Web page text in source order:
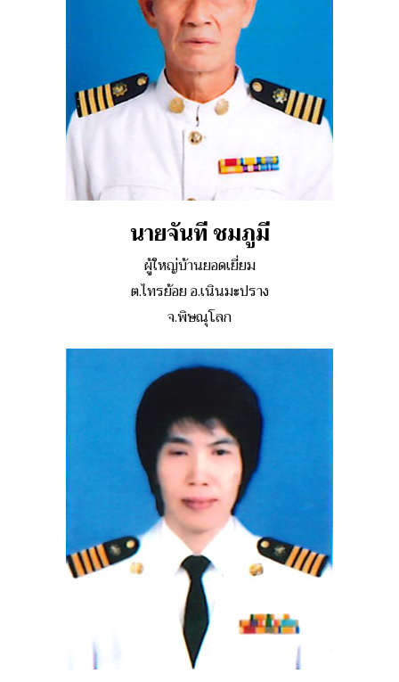
นายจันที ชมภูมี
ผู้ใหญ่บ้านยอดเยี่ยม
ต.ไทรย้อย อ.เนินมะปราง
จ.พิษณุโลก